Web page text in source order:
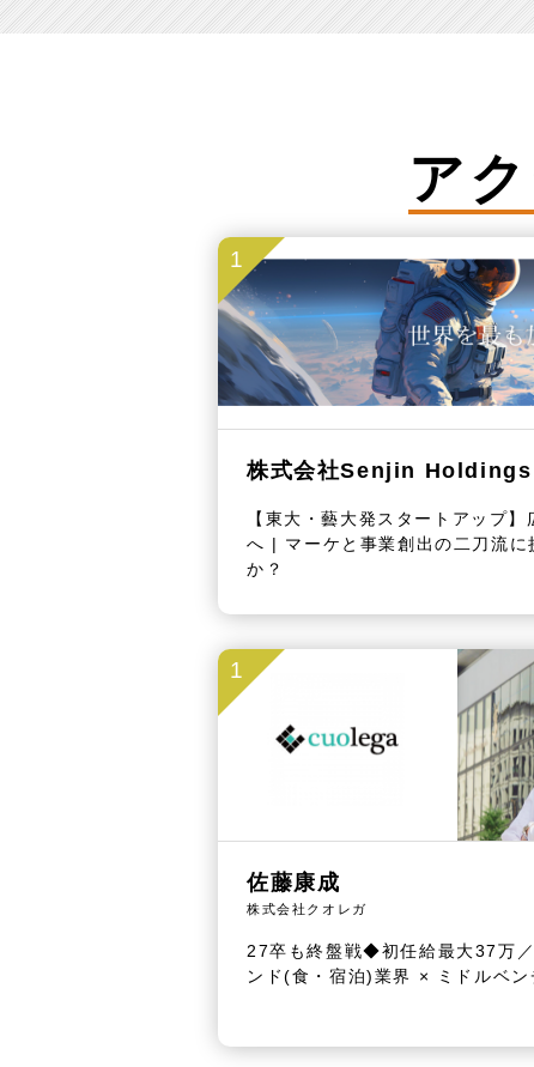
ア
1
株式会社Senjin Holdings
【東大・藝大発スタートアップ
へ | マーケと事業創出の二刀流に
か？
1
佐藤康成
株式会社クオレガ
27卒も終盤戦◆初任給最大37万
ンド(食・宿泊)業界 × ミドルベン